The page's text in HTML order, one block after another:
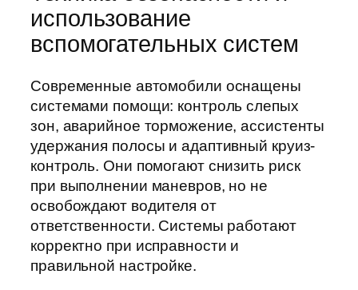
использование
вспомогательных систем
Современные автомобили оснащены
системами помощи: контроль слепых
зон, аварийное торможение, ассистенты
удержания полосы и адаптивный круиз-
контроль. Они помогают снизить риск
при выполнении маневров, но не
освобождают водителя от
ответственности. Системы работают
корректно при исправности и
правильной настройке.